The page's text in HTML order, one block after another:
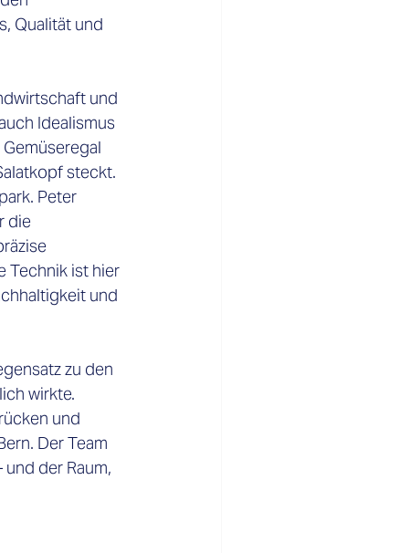
Qualität und
und
Idealismus
steckt.
Peter
die
Technik ist hier
und
zu den
wirkte.
und
Der Team
der Raum,